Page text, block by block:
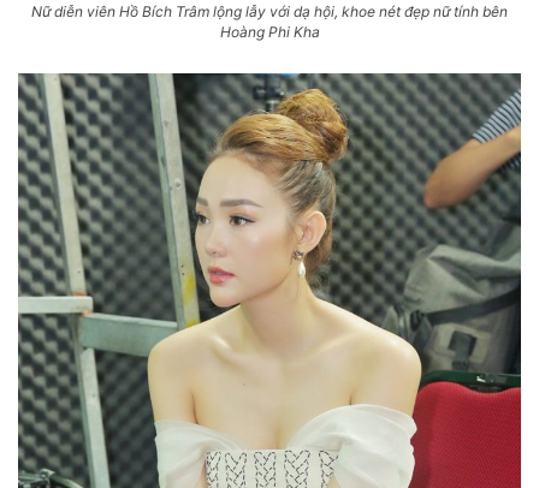
Nữ diễn viên Hồ Bích Trâm lộng lẫy với dạ hội, khoe nét đẹp nữ tính bên
Hoàng Phi Kha